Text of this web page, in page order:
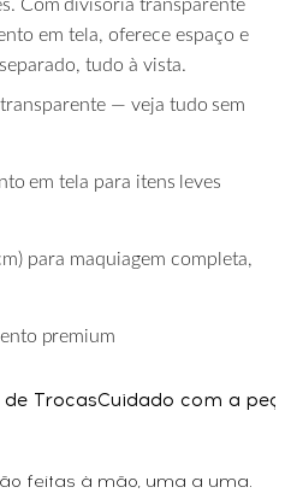
Com divisória transparente
em tela, oferece espaço e
tudo à vista.
transparente — veja tudo sem
em tela para itens leves
para maquiagem completa,
premium
TrocasCuidado com a
feitas à mão, uma a uma.